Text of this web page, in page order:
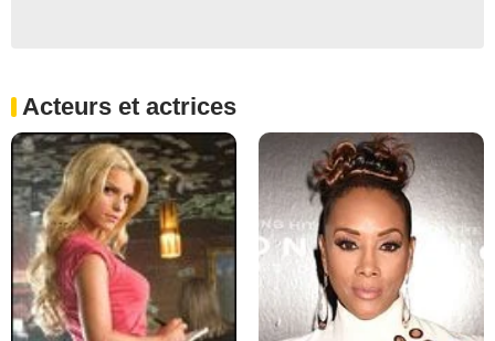
Acteurs et actrices